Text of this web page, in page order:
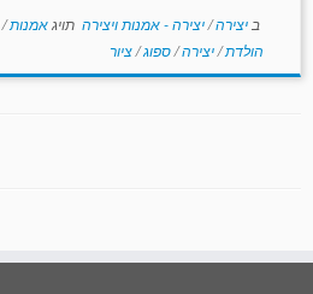
ב יצירה/יצירה - אמנות ויצירה תויגאמנות/
הולדת/יצירה/ספוג/ציור